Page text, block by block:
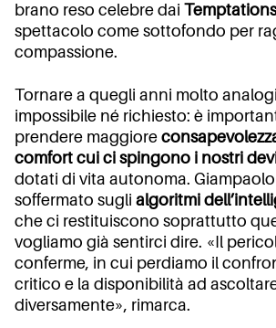
brano reso celebre dai Temptations
spettacolo come sottofondo per
compassione.
Tornare a quegli anni molto
impossibile né richiesto: è
prendere maggiore
comfort cui ci spingono i nostri
dotati di vita autonoma. Giampaolo
soffermato sugli algoritmi
che ci restituiscono soprattutto
vogliamo già sentirci dire. «Il
conferme, in cui perdiamo il
critico e la disponibilità ad
diversamente», rimarca.